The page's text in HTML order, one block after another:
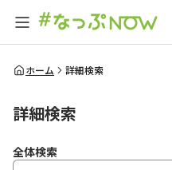
全体検索
ホーム 詳細検索
詳細検索
全体検索